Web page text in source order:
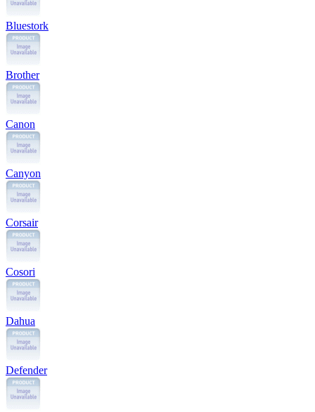
Bluestork
Brother
Canon
Canyon
Corsair
Cosori
Dahua
Defender